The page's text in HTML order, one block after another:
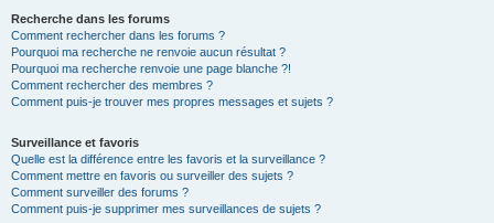
Recherche dans les forums
Comment rechercher dans les forums ?
Pourquoi ma recherche ne renvoie aucun résultat ?
Pourquoi ma recherche renvoie une page blanche ?!
Comment rechercher des membres ?
Comment puis-je trouver mes propres messages et sujets ?
Surveillance et favoris
Quelle est la différence entre les favoris et la surveillance ?
Comment mettre en favoris ou surveiller des sujets ?
Comment surveiller des forums ?
Comment puis-je supprimer mes surveillances de sujets ?